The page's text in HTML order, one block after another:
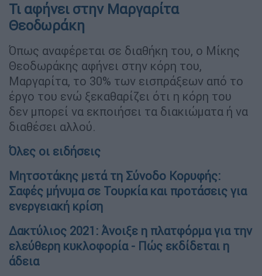
Τι αφήνει στην Μαργαρίτα
Θεοδωράκη
Όπως αναφέρεται σε διαθήκη του, ο Μίκης
Θεοδωράκης αφήνει στην κόρη του,
Μαργαρίτα, το 30% των εισπράξεων από το
έργο του ενώ ξεκαθαρίζει ότι η κόρη του
δεν μπορεί να εκποιήσει τα διακιώματα ή να
διαθέσει αλλού.
Όλες οι ειδήσεις
Μητσοτάκης μετά τη Σύνοδο Κορυφής:
Σαφές μήνυμα σε Τουρκία και προτάσεις για
ενεργειακή κρίση
Δακτύλιος 2021: Άνοιξε η πλατφόρμα για την
ελεύθερη κυκλοφορία - Πώς εκδίδεται η
άδεια